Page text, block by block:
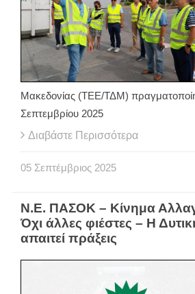
Μακεδονίας (ΤΕΕ/ΤΔΜ)
Σεπτεμβρίου 2025
Διαβάστε Περισσότερα
05 Σεπτέμβριος 2025
Ν.Ε. ΠΑΣΟΚ – Κίνημα
Όχι άλλες φιέστες – Η
απαιτεί πράξεις